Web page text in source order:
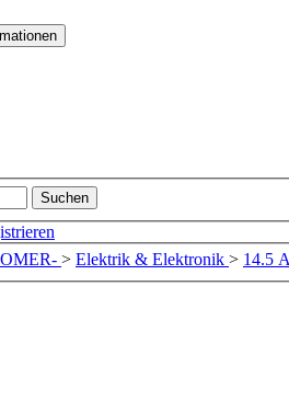
> Elektrik & Elektronik > 14.5